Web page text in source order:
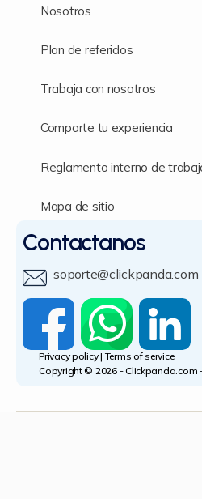
Nosotros
Plan de referidos
Trabaja con nosotros
Comparte tu experiencia
Reglamento interno de
Mapa de sitio
Privacy policy| Terms of service
Copyright © 2026 - Clickpanda.com
Contactanos
soporte@clickpanda.com